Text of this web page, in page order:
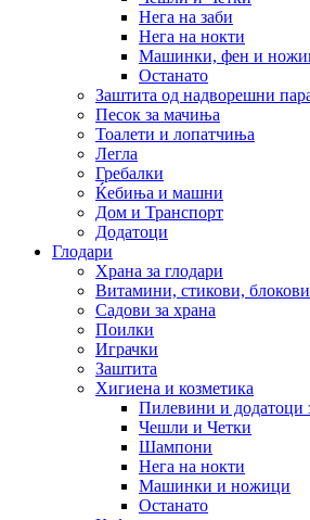
Нега на заби
Нега на нокти
Машинки, фен и
Останато
Заштита од надворешни
Песок за мачиња
Тоалети и лопатчиња
Легла
Гребалки
Ќебиња и машни
Дом и Транспорт
Додатоци
Глодари
Храна за глодари
Витамини, стикови, блокови
Садови за храна
Поилки
Играчки
Заштита
Хигиена и козметика
Пилевини и додатоци
Чешли и Четки
Шампони
Нега на нокти
Машинки и ножици
Останато